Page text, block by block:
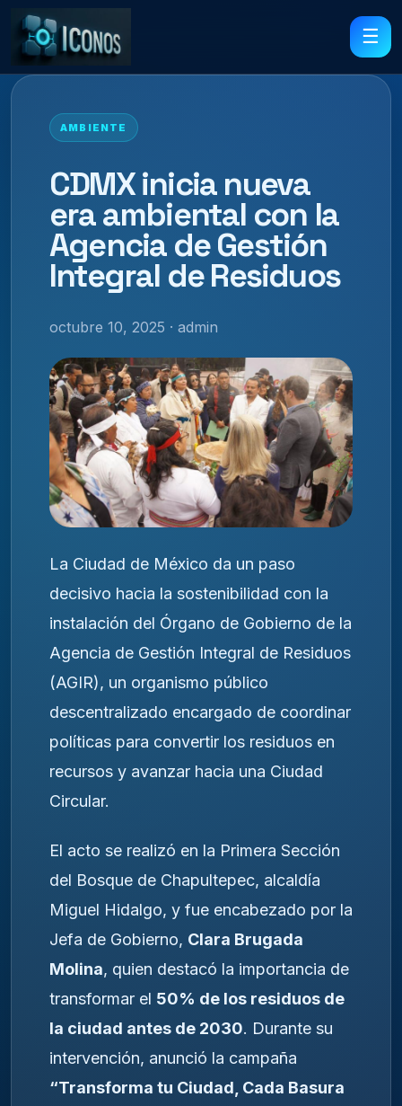
☰
AMBIENTE
CDMX inicia nueva
era ambiental con la
Agencia de Gestión
Integral de Residuos
octubre 10, 2025 · admin
La Ciudad de México da un paso
decisivo hacia la sostenibilidad con la
instalación del Órgano de Gobierno de la
Agencia de Gestión Integral de Residuos
(AGIR), un organismo público
descentralizado encargado de coordinar
políticas para convertir los residuos en
recursos y avanzar hacia una Ciudad
Circular.
El acto se realizó en la Primera Sección
del Bosque de Chapultepec, alcaldía
Miguel Hidalgo, y fue encabezado por la
Jefa de Gobierno, Clara Brugada
Molina, quien destacó la importancia de
transformar el 50% de los residuos de
la ciudad antes de 2030. Durante su
intervención, anunció la campaña
“Transforma tu Ciudad, Cada Basura